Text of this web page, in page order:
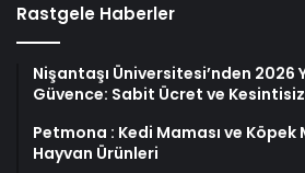
Rastgele Haberler
Nişantaşı Üniversitesi’nden 2026
Güvence: Sabit Ücret ve
Petmona : Kedi Maması ve Köpek
Hayvan Ürünleri